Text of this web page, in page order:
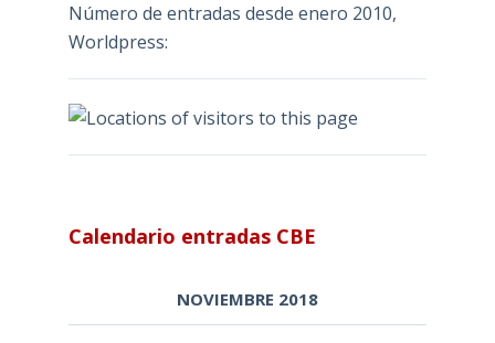
Número de entradas desde enero 2010,
Worldpress:
Calendario entradas CBE
NOVIEMBRE 2018